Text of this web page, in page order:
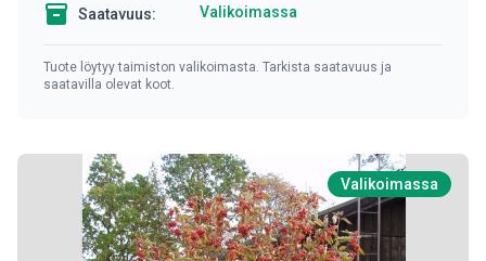
inventory Saatavuus: Valikoimassa
Tuote löytyy taimiston valikoimasta. Tarkista saatavuus ja
saatavilla olevat koot.
Valikoimassa